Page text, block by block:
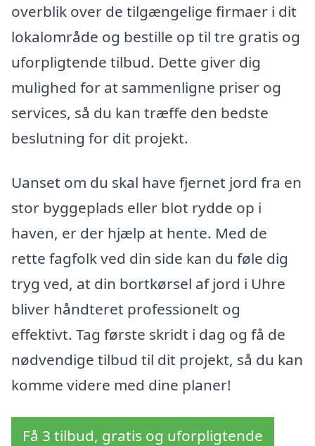
overblik over de tilgængelige firmaer i dit
lokalområde og bestille op til tre gratis og
uforpligtende tilbud. Dette giver dig
mulighed for at sammenligne priser og
services, så du kan træffe den bedste
beslutning for dit projekt.
Uanset om du skal have fjernet jord fra en
stor byggeplads eller blot rydde op i
haven, er der hjælp at hente. Med de
rette fagfolk ved din side kan du føle dig
tryg ved, at din bortkørsel af jord i Uhre
bliver håndteret professionelt og
effektivt. Tag første skridt i dag og få de
nødvendige tilbud til dit projekt, så du kan
komme videre med dine planer!
Få 3 tilbud, gratis og uforpligtende